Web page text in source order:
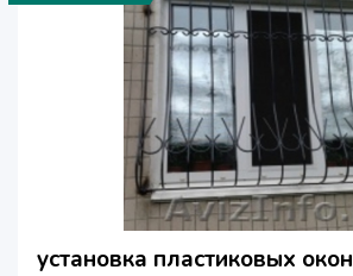
установка пластиковых окон